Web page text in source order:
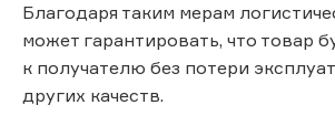
Благодаря таким мерам
может гарантировать, что товар
к получателю без потери
других качеств.